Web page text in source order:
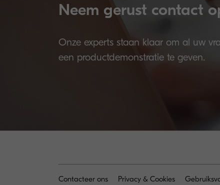
Neem gerust contact
Onze experts staan klaar om al uw
een productdemonstratie te geven.
Contacteer ons Privacy & Cookies